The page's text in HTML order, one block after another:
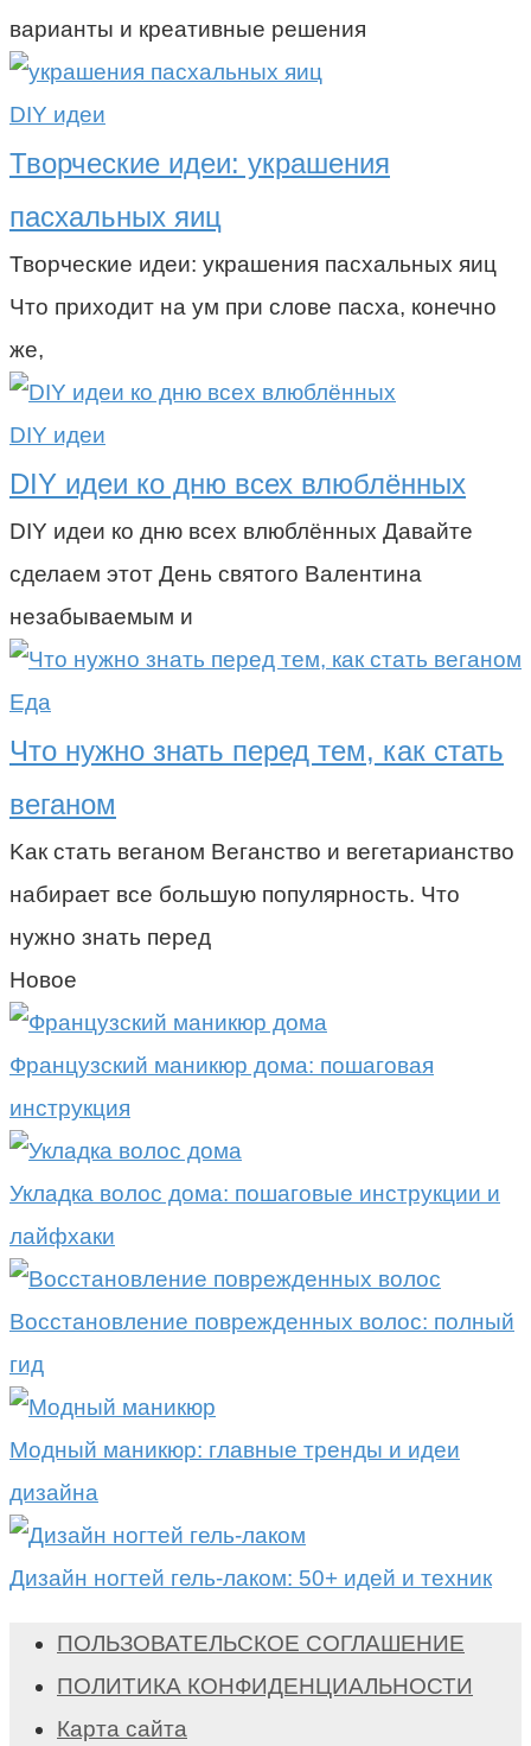
варианты и креативные решения
DIY идеи
Творческие идеи: украшения
пасхальных яиц
Творческие идеи: украшения пасхальных яиц
Что приходит на ум при слове пасха, конечно
же,
DIY идеи
DIY идеи ко дню всех влюблённых
DIY идеи ко дню всех влюблённых Давайте
сделаем этот День святого Валентина
незабываемым и
Еда
Что нужно знать перед тем, как стать
веганом
Kак стать веганом Веганство и вегетарианство
набирает все большую популярность. Что
нужно знать перед
Новое
Французский маникюр дома: пошаговая
инструкция
Укладка волос дома: пошаговые инструкции и
лайфхаки
Восстановление поврежденных волос: полный
гид
Модный маникюр: главные тренды и идеи
дизайна
Дизайн ногтей гель-лаком: 50+ идей и техник
ПОЛЬЗОВАТЕЛЬСКОЕ СОГЛАШЕНИЕ
ПОЛИТИКА КОНФИДЕНЦИАЛЬНОСТИ
Карта сайта